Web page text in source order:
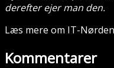
derefter ejer man den.
Læs mere om IT-
Kommentarer